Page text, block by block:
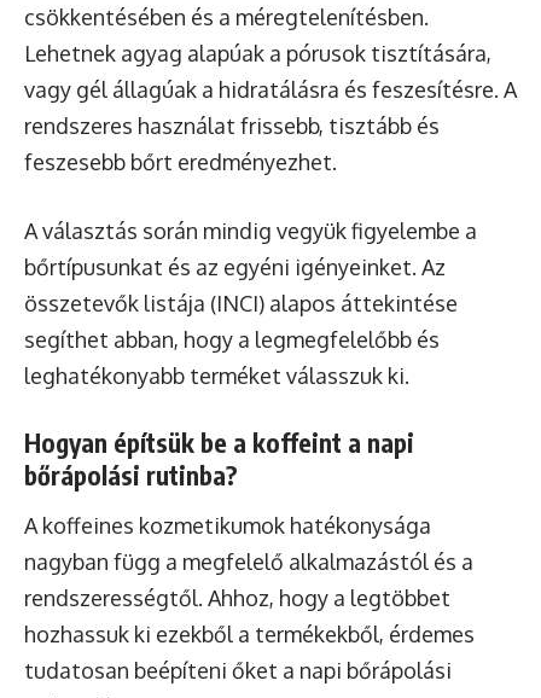
csökkentésében és a méregtelenítésben.
Lehetnek agyag alapúak a pórusok tisztítására,
vagy gél állagúak a hidratálásra és feszesítésre. A
rendszeres használat frissebb, tisztább és
feszesebb bőrt eredményezhet.
A választás során mindig vegyük figyelembe a
bőrtípusunkat és az egyéni igényeinket. Az
összetevők listája (INCI) alapos áttekintése
segíthet abban, hogy a legmegfelelőbb és
leghatékonyabb terméket válasszuk ki.
Hogyan építsük be a koffeint a napi
bőrápolási rutinba?
A koffeines kozmetikumok hatékonysága
nagyban függ a megfelelő alkalmazástól és a
rendszerességtől. Ahhoz, hogy a legtöbbet
hozhassuk ki ezekből a termékekből, érdemes
tudatosan beépíteni őket a napi bőrápolási